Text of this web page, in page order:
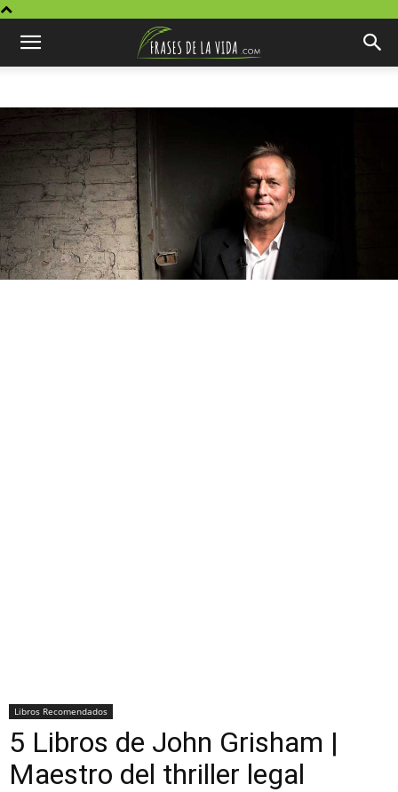
Libros Recomendados
5 Libros de John Grisham |
Maestro del thriller legal